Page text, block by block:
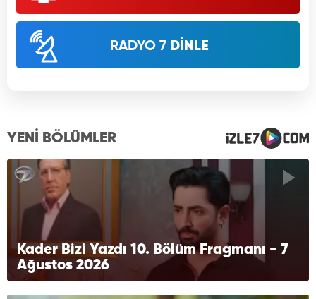
RADYO 7 DİNLE
YENİ BÖLÜMLER
Kader Bizi Yazdı 10. Bölüm Fragmanı - 7
Ağustos 2026